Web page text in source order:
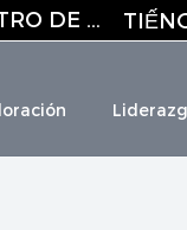
REGISTRO DE CORREO ELECTRÓNICO